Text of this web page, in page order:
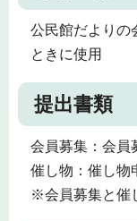
公民館だよりの
ときに使用
提出書類
会員募集：会員
催し物：催し物
※会員募集と催